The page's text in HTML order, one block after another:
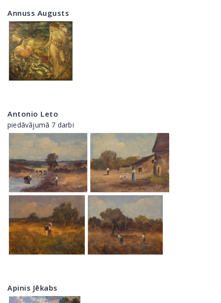
Annuss Augusts
Antonio Leto
piedāvājumā 7 darbi
Apinis Jēkabs